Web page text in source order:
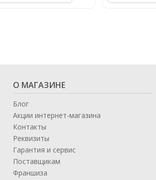
О МАГАЗИНЕ
Блог
Акции интернет-магазина
Контакты
Реквизиты
Гарантия и сервис
Поставщикам
Франшиза